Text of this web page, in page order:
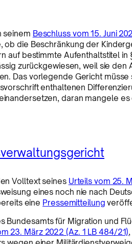
seinem Beschluss vom 15. Juni
ob die Beschränkung der
auf bestimmte Aufenthaltstitel in
zurückgewiesen, weil sie
Das vorlegende Gericht
enthaltenen
daran mangele
Volltext seines Urteils vom 25.
eines noch nie nach
eine Pressemitteilung
Bundesamts für Migration und
23. März 2022 (Az. 1 LB 484/21)